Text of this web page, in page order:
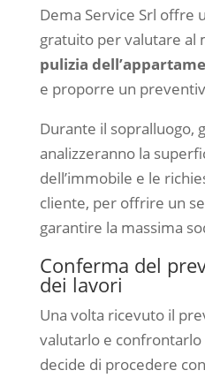
Dema Service Srl offre
gratuito per valutare al
pulizia
e proporre un
Durante il sopralluogo,
analizzeranno la
dell’immobile e le
cliente, per offrire un
garantire la massima
Conferma del
dei lavori
Una volta ricevuto il
valutarlo e
decide di procedere